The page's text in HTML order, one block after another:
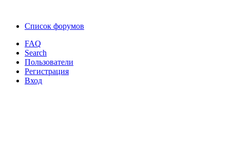
Список форумов
FAQ
Search
Пользователи
Регистрация
Вход